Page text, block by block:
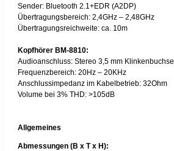
Sender: Bluetooth 2.1+EDR (A2DP)
Übertragungsbereich: 2,4GHz – 2,48GHz
Übertragungsreichweite: ca. 10m
Kopfhörer BM-8810:
Audioanschluss: Stereo 3,5 mm Klinkenbuchse
Frequenzbereich: 20Hz – 20KHz
Anschlussimpedanz im Kabelbetrieb: 32Ohm
Volume bei 3% THD: >105dB
Allgemeines
Abmessungen (B x T x H):